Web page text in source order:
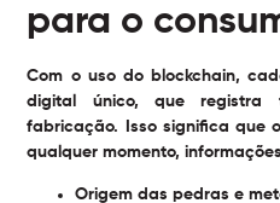
para o
Com o uso do blockchain,
digital único, que
fabricação. Isso significa que
qualquer momento,
Origem das pedras e